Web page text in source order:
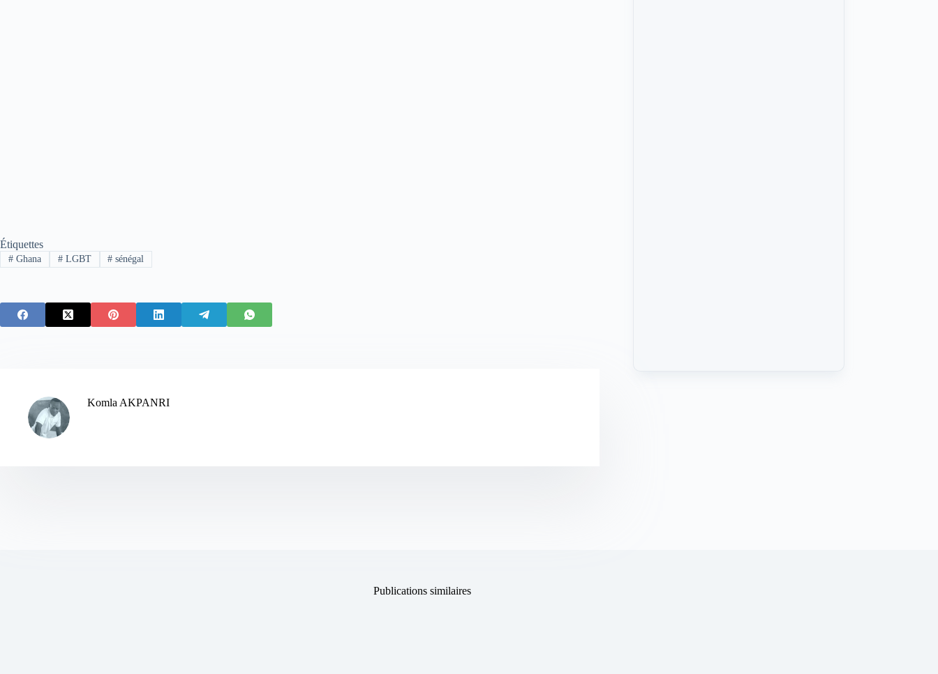
Étiquettes
#Ghana #LGBT # sénégal
Komla AKPANRI
Publications similaires